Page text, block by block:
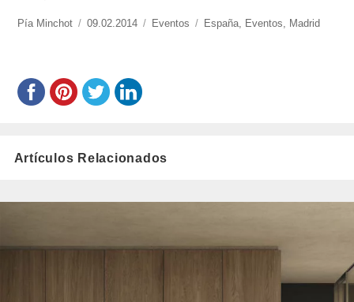
https://www.experimenta.es/author/pia/
Pía Minchot
Publicado
09.02.2014 Categorías
Eventos Etiquetas
España, Eventos, Madrid
Artículos Relacionados